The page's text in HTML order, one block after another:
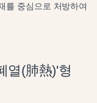
를 중심으로 처방하여
열(肺熱)'형